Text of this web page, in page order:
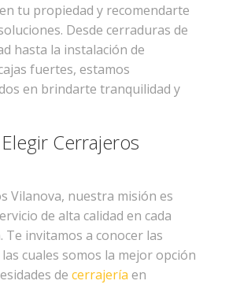
tu propiedad y recomendarte
Desde cerraduras de
hasta la instalación de
fuertes, estamos
en brindarte tranquilidad y
Cerrajeros
Vilanova, nuestra misión es
de alta calidad en cada
Te invitamos a conocer las
cuales somos la mejor opción
de cerrajería en